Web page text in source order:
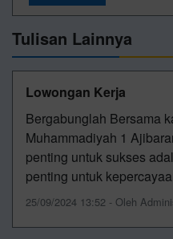
Tulisan Lainnya
Lowongan Kerja
Bergabunglah Bersama
Muhammadiyah 1
penting untuk sukses
penting untuk
25/09/2024 13:52 - Oleh